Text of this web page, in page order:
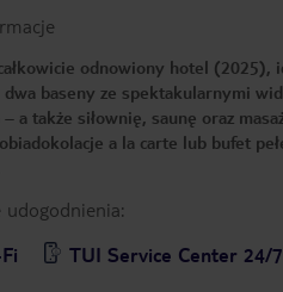
odnowiony hotel (2025),
baseny ze spektakularnymi
a także siłownię, saunę oraz
a la carte lub bufet
TUI Service Center 24/